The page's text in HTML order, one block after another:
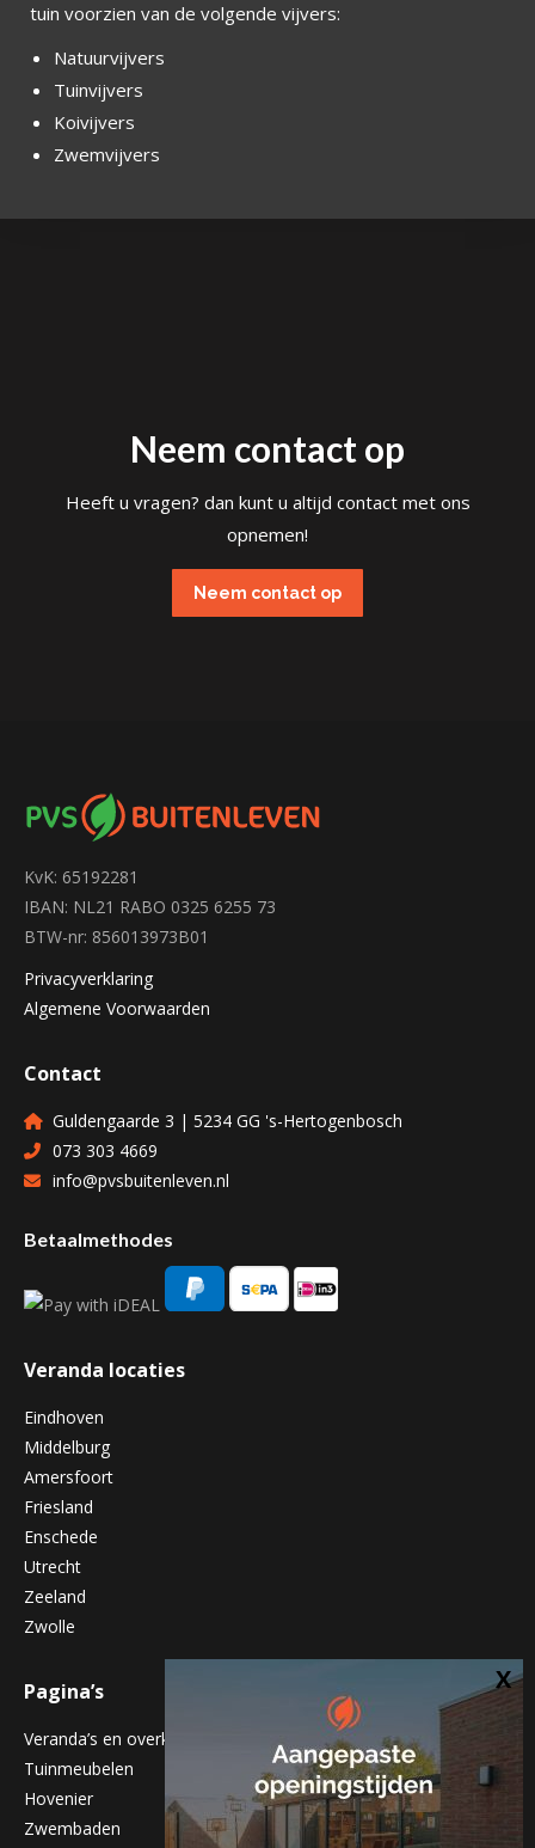
tuin voorzien van de volgende vijvers:
Natuurvijvers
Tuinvijvers
Koivijvers
Zwemvijvers
Neem contact op
Heeft u vragen? dan kunt u altijd contact met ons
opnemen!
Neem contact op
KvK: 65192281
IBAN: NL21 RABO 0325 6255 73
BTW-nr: 856013973B01
Privacyverklaring
Algemene Voorwaarden
Contact
Guldengaarde 3 | 5234 GG 's-Hertogenbosch
073 303 4669
info@pvsbuitenleven.nl
Betaalmethodes
Veranda locaties
Eindhoven
Middelburg
Amersfoort
Friesland
Enschede
Utrecht
Zeeland
Zwolle
Pagina’s
Veranda’s en overkappingen
Tuinmeubelen
Hovenier
Zwembaden